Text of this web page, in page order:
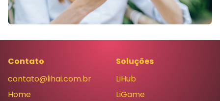
Contato
contato@lihai.com.br
Home
Soluções
LiHub
LiGame